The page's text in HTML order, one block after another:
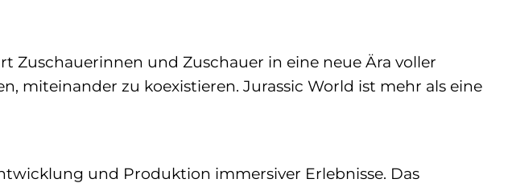
Zuschauerinnen und Zuschauer in eine neue Ära voller
miteinander zu koexistieren. Jurassic World ist mehr als eine
und Produktion immersiver Erlebnisse. Das